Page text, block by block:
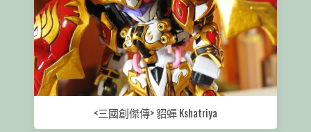
<三國創傑傳> 貂蟬 Kshatriya